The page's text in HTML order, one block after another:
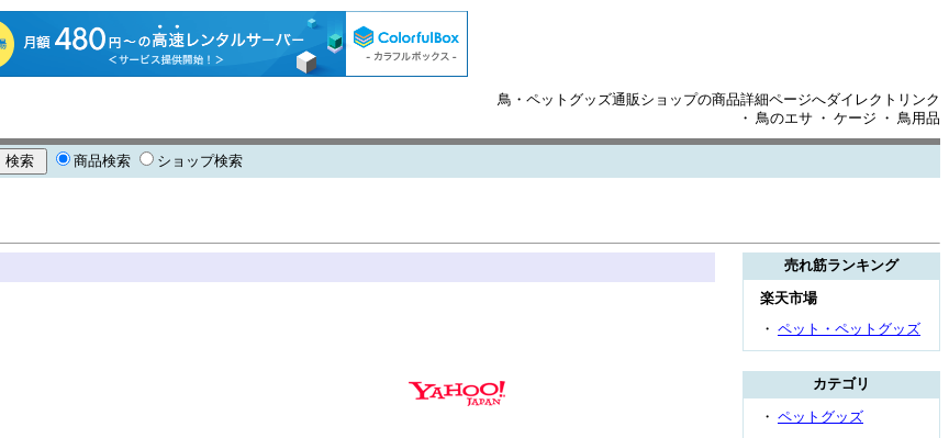
鳥・ペットグッズ通販ショップの商品詳細ページへダイレクトリンク
・ 鳥のエサ ・ ケージ ・ 鳥用品
商品検索
ショップ検索
売れ筋ランキング
楽天市場
・ ペット・ペットグッズ
カテゴリ
・ ペットグッズ